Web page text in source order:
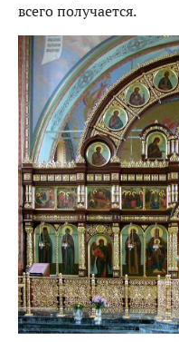
всего получается.